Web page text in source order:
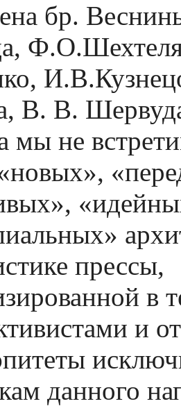
бр.
В. В.
мы не
прессы,
в
и
данного